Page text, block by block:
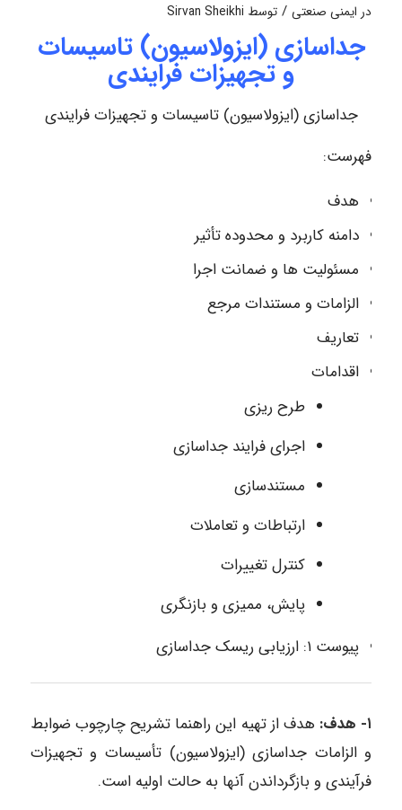
در ایمنی صنعتی / توسط Sirvan Sheikhi
جداسازی (ایزولاسیون) تاسیسات
و تجهیزات فرایندی
جداسازی (ایزولاسیون) تاسیسات و تجهیزات فرایندی
فهرست:
هدف
دامنه کاربرد و محدوده تأثیر
مسئولیت ها و ضمانت اجرا
الزامات و مستندات مرجع
تعاریف
اقدامات
طرح ریزی
اجرای فرایند جداسازی
مستندسازی
ارتباطات و تعاملات
کنترل تغییرات
پایش، ممیزی و بازنگری
پیوست ۱: ارزیابی ریسک جداسازی
۱- هدف:
هدف از تهیه این راهنما تشریح چارچوب ضوابط
و الزامات جداسازی (ایزولاسیون) تأسیسات و تجهیزات
فرآیندی و بازگرداندن آنها به حالت اولیه است.